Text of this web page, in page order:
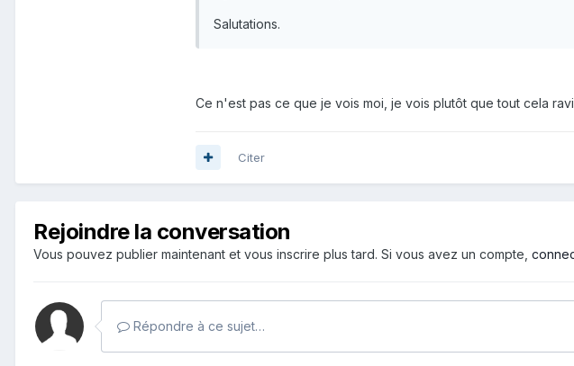
Salutations.
Ce n'est pas ce que je vois moi, je vois plutôt que tout cela
Citer
Rejoindre la conversation
Vous pouvez publier maintenant et vous inscrire plus tard. Si vous avez un compte,
Répondre à ce sujet…